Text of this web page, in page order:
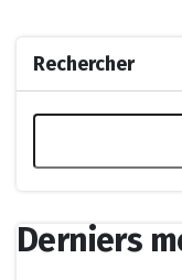
Rechercher
Derniers